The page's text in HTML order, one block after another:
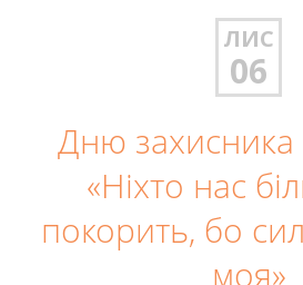
ЛИС
06
Дню захисника
«Ніхто нас
покорить, бо
моя»